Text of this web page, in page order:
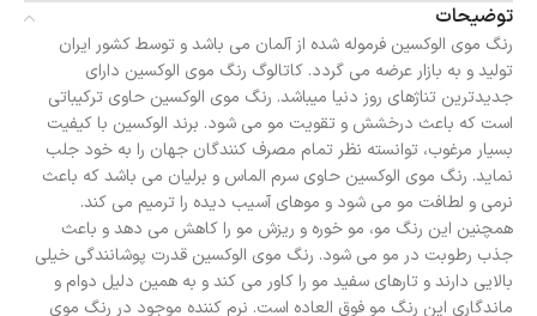
توضیحات
رنگ موی الوکسین فرموله شده از آلمان می باشد و توسط کشور ایران
تولید و به بازار عرضه می گردد. کاتالوگ رنگ موی الوکسین دارای
جدیدترین تناژهای روز دنیا میباشد. رنگ موی الوکسین حاوی ترکیباتی
است که باعث درخشش و تقویت مو می شود. برند الوکسین با کیفیت
بسیار مرغوب، توانسته نظر تمام مصرف کنندگان جهان را به خود جلب
نماید. رنگ موی الوکسین حاوی سرم الماس و برلیان می باشد که باعث
نرمی و لطافت مو می شود و موهای آسیب دیده را ترمیم می کند.
همچنین این رنگ مو، مو خوره و ریزش مو را کاهش می دهد و باعث
جذب رطوبت در مو می شود. رنگ موی الوکسین قدرت پوشانندگی خیلی
بالایی دارند و تارهای سفید مو را کاور می کند و به همین دلیل دوام و
ماندگاری این رنگ مو فوق العاده است. نرم کننده موجود در رنگ موی